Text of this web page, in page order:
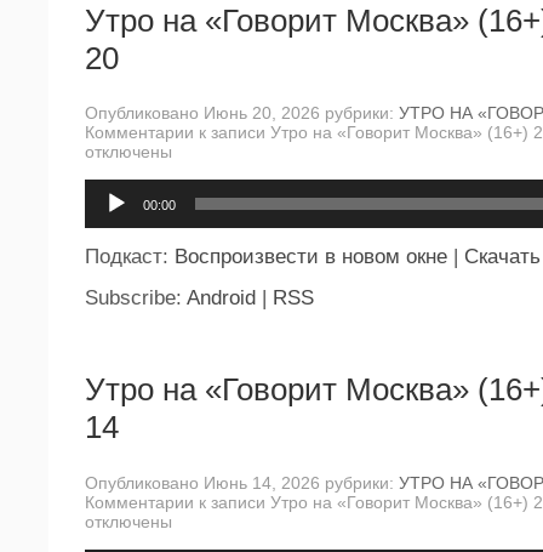
Утро на «Говорит Москва»
20
Опубликовано Июнь 20, 2026 рубрики: УТРО НА
Комментарии к записи Утро на «Говорит Москва» (16+)
отключены
00:00
Подкаст: Воспроизвести в новом окне
Скачать
Subscribe: Android RSS
Утро на «Говорит Москва»
14
Опубликовано Июнь 14, 2026 рубрики: УТРО НА
Комментарии к записи Утро на «Говорит Москва» (16+)
отключены